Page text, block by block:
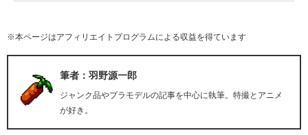
※本ページはアフィリエイトプログラムによる収益を得ています
筆者：羽野源一郎
ジャンク品やプラモデルの記事を中心に執筆。特撮とアニメ
が好き。